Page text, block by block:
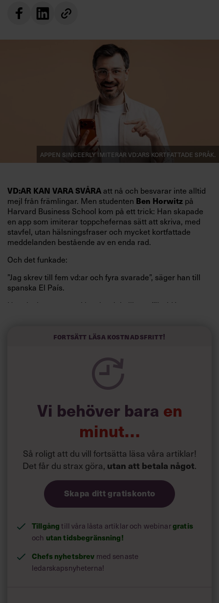
Appen Sinceerly imiterar vd:ars kortfattade språk.
VD:AR KAN VARA SVÅRAatt nå och besvarar inte alltid
mejl från främlingar. Men studenten Ben Horwitz på
Harvard Business School kom på ett trick: Han skapade
en app som imiterar toppchefernas sätt att skriva, med
stavfel, utan hälsningsfraser och mycket kortfattade
meddelanden bestående av en enda rad.
Och det funkade:
”Jag skrev till fem vd:ar och fyra svarade”, säger han till
spanska El País.
Horwitz har nu utvecklat sitt trick till en affärsidé: appen
kortfattat slarviga vd-stilen.
Fortsätt läsa kostnadsfritt!
Vi behöver bara en
minut…
Så roligt att du vill fortsätta läsa våra artiklar!
Det får du strax göra, utan att betala något.
Skapa ditt gratiskonto
Tillgångtill våra låsta artiklar och webinargratis
och utan tidsbegränsning!
Chefs nyhetsbrev med senaste
ledarskapsnyheterna!